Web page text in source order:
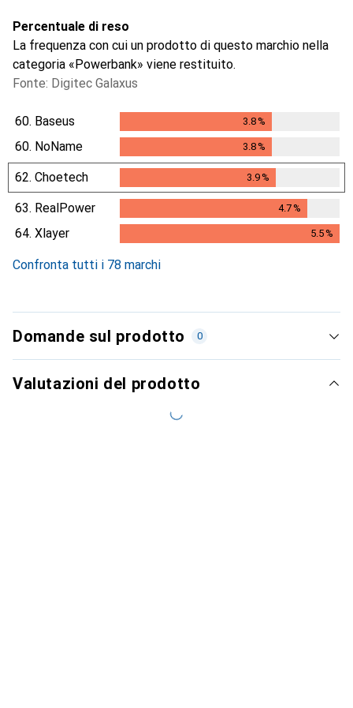
Percentuale di reso
La frequenza con cui un prodotto di questo marchio nella
categoria «Powerbank» viene restituito.
Fonte: Digitec Galaxus
60. Baseus 3.8%
60. NoName 3.8%
62. Choetech 3.9%
63. RealPower 4.7%
4.7%
64. Xlayer 5.5%
Confronta tutti i 78 marchi
Domande sul prodotto 0
Valutazioni del prodotto